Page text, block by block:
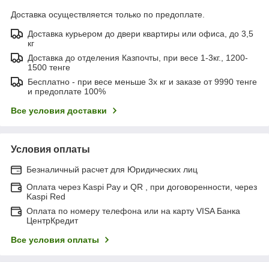
Доставка осуществляется только по предоплате.
Доставка курьером до двери квартиры или офиса, до 3,5
кг
Доставка до отделения Казпочты, при весе 1-3кг., 1200-
1500 тенге
Бесплатно - при весе меньше 3х кг и заказе от 9990 тенге
и предоплате 100%
Все условия доставки
Условия оплаты
Безналичный расчет для Юридических лиц
Оплата через Kaspi Pay и QR , при договоренности, через
Kaspi Red
Оплата по номеру телефона или на карту VISA Банка
ЦентрКредит
Все условия оплаты